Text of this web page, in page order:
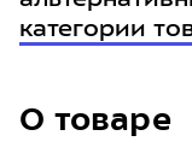
О товаре
категории